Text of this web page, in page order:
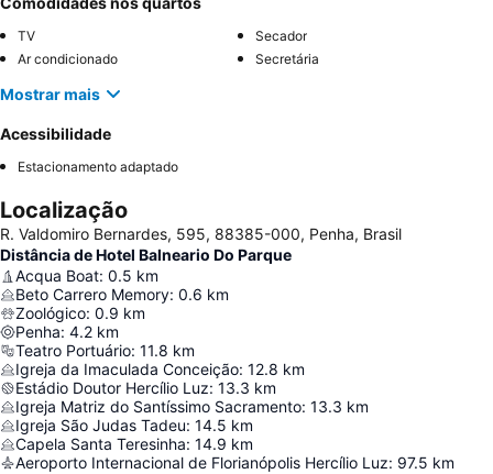
TV
Secador
Ar condicionado
Secretária
Mostrar mais
Acessibilidade
Estacionamento adaptado
Localização
R. Valdomiro Bernardes, 595, 88385-000, Penha, Brasil
Distância de Hotel Balneario Do Parque
Acqua Boat: 0.5 km
Beto Carrero Memory: 0.6 km
Zoológico: 0.9 km
Penha: 4.2 km
Teatro Portuário: 11.8 km
Igreja da Imaculada Conceição: 12.8 km
Estádio Doutor Hercílio Luz: 13.3 km
Igreja Matriz do Santíssimo Sacramento: 13.3 km
Igreja São Judas Tadeu: 14.5 km
Capela Santa Teresinha: 14.9 km
Aeroporto Internacional de Florianópolis Hercílio Luz: 97.5 km